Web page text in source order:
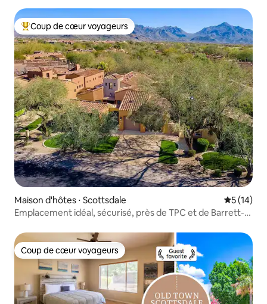
Coups de cœur voyageurs les plus appréciés
Coup de cœur voyageurs
Maison d'hôtes ⋅ Scottsdale
5 (14)
Emplacement idéal, sécurisé, près de TPC et de Barrett-
Coup de cœur voyageurs
Coup de cœur voyageurs